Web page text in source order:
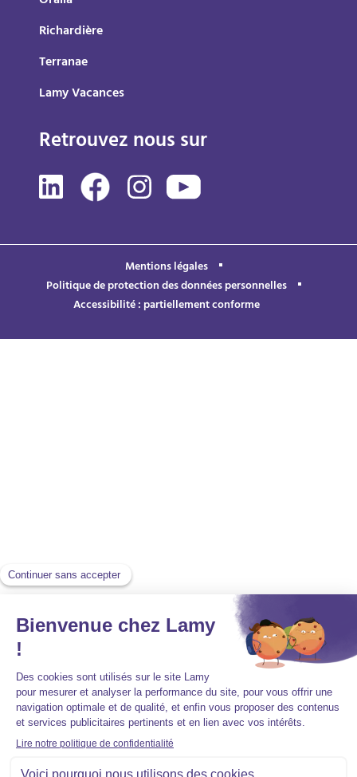
Richardière
Terranae
Lamy Vacances
Retrouvez nous sur
Mentions légales
Politique de protection des données personnelles
Accessibilité : partiellement conforme